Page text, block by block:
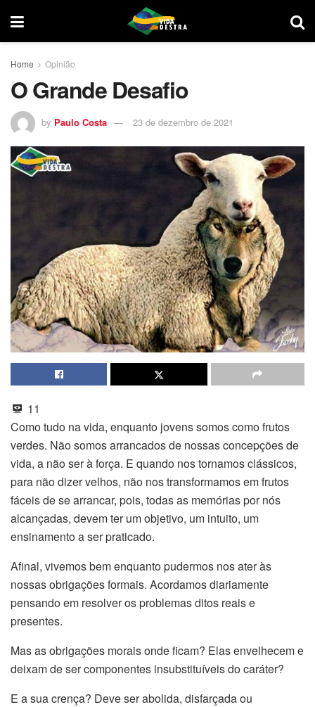
Home Opinião
O Grande Desafio
by Paulo Costa 23 de dezembro de 2021
11
Como tudo na vida, enquanto jovens somos como frutos
verdes. Não somos arrancados de nossas concepções de
vida, a não ser à força. E quando nos tornamos clássicos,
para não dizer velhos, não nos transformamos em frutos
fáceis de se arrancar, pois, todas as memórias por nós
alcançadas, devem ter um objetivo, um intuito, um
ensinamento a ser praticado.
Afinal, vivemos bem enquanto pudermos nos ater às
nossas obrigações formais. Acordamos diariamente
pensando em resolver os problemas ditos reais e
presentes.
Mas as obrigações morais onde ficam? Elas envelhecem e
deixam de ser componentes insubstituíveis do caráter?
E a sua crença? Deve ser abolida, disfarçada ou